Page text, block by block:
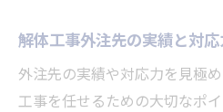
解体工事外注先の実績と対
外注先の実績や対応力を見極
工事を任せるための大切なポ